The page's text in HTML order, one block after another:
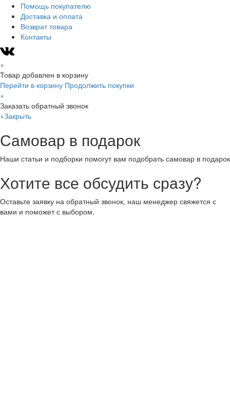
Помощь покупателю
Доставка и оплата
Возврат товара
Контакты
×
Товар добавлен в корзину
Перейти в корзину Продолжить покупки
×
Заказать обратный звонок
×Закрыть
Самовар в подарок
Наши статьи и подборки помогут вам подобрать самовар в подарок
Хотите все обсудить сразу?
Оставьте заявку на обратный звонок, наш менеджер свяжется с
вами и поможет с выбором.